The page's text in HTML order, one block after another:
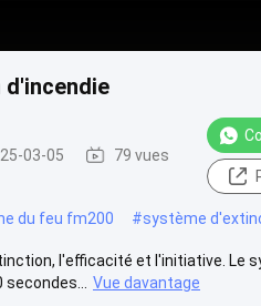
d'incendie
03-05 79 vues
du feu fm200 #système
l'efficacité et l'initiative. Le
Vue davantage